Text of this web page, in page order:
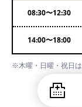
08:30〜12:30
14:00〜18:00
※木曜・日曜・祝日